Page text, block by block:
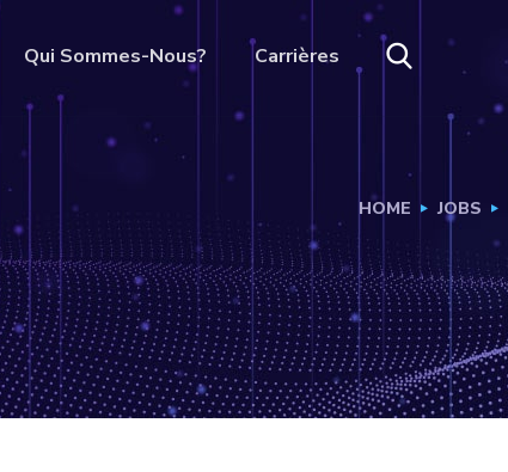
Qui Sommes-Nous? Carrières
HOME JOBS